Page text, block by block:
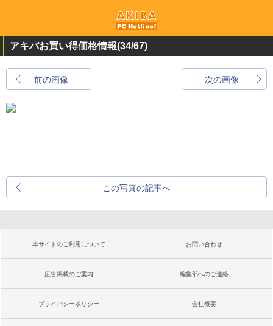
アキバお買い得価格情報(34/67)
前の画像 次の画像
この写真の記事へ
本サイトのご利用について お問い合わせ
広告掲載のご案内 編集部へのご連絡
プライバシーポリシー 会社概要